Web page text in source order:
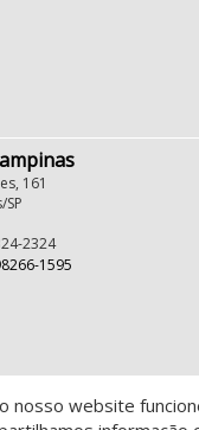
161
2324
1595
nosso website